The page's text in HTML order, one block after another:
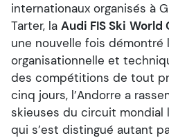
internationaux organisés à
Tarter, la Audi FIS Ski World
une nouvelle fois démontré
organisationnelle et
des compétitions de tout
cinq jours, l’Andorre a
skieuses du circuit mondial
qui s’est distingué autant